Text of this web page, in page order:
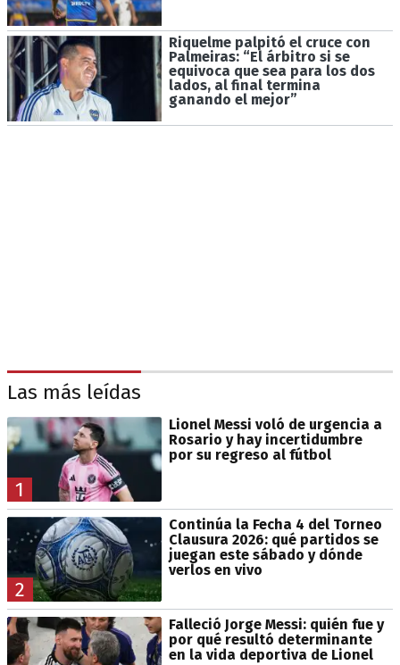
Riquelme palpitó el cruce con
Palmeiras: “El árbitro si se
equivoca que sea para los dos
lados, al final termina
ganando el mejor”
Las más leídas
1
Lionel Messi voló de urgencia a
Rosario y hay incertidumbre
por su regreso al fútbol
2
Continúa la Fecha 4 del Torneo
Clausura 2026: qué partidos se
juegan este sábado y dónde
verlos en vivo
Falleció Jorge Messi: quién fue y
por qué resultó determinante
en la vida deportiva de Lionel